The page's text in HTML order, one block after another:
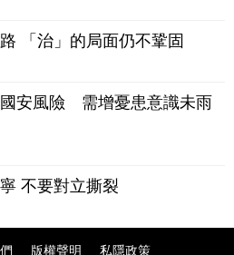
「治」的局面仍不鞏固
安風險 需增憂患意識未雨
不要對立撕裂
版權聲明 私隱政策